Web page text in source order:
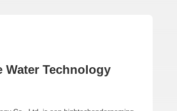
Water Technology